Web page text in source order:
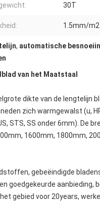
30T
1.5mm/m2
, automatische
van het Maatstaal
dikte van de lengtelijn
zich warmgewalst (u,
STS, SS onder 6mm). De
1600mm, 1800mm,
gebeëindigde
aanbieding,
gebied voor 20years,